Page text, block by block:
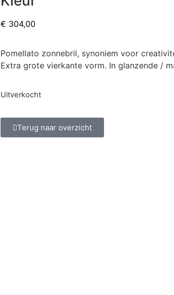
€ 304,00
Pomellato zonnebril, synoniem voor
Extra grote vierkante vorm. In glanzende /
Uitverkocht
Terug naar overzicht